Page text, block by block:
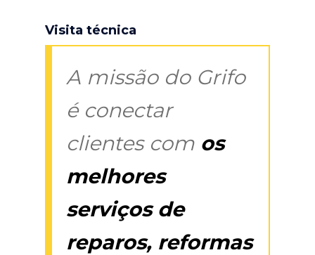
Visita técnica
A missão do Grifo
é conectar
clientes com os
melhores
serviços de
reparos, reformas